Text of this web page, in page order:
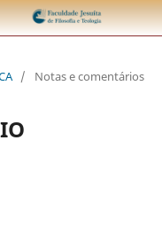
/ Notas e comentários